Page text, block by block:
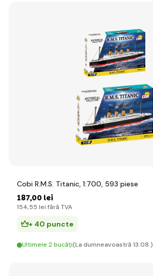
Cobi R.M.S. Titanic, 1:700, 593 piese
187,00 lei
154,55 lei fără TVA
+ 40 puncte
Ultimele 2 bucăți(La dumneavoastră 13.08.)